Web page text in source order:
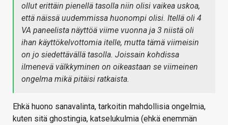
ollut erittäin pienellä tasolla niin olisi vaikea uskoa,
että näissä uudemmissa huonompi olisi. Itellä oli 4
VA paneelista näyttöä viime vuonna ja 3 niistä oli
ihan käyttökelvottomia itelle, mutta tämä viimeisin
on jo siedettävällä tasolla. Joissain kohdissa
ilmenevä välkkyminen on oikeastaan se viimeinen
ongelma mikä pitäisi ratkaista.
Ehkä huono sanavalinta, tarkoitin mahdollisia ongelmia,
kuten sitä ghostingia, katselukulmia (ehkä enemmän